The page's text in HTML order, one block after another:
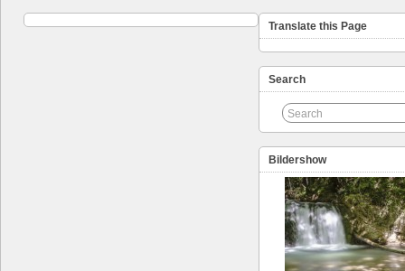
Translate this Page
Search
Bildershow